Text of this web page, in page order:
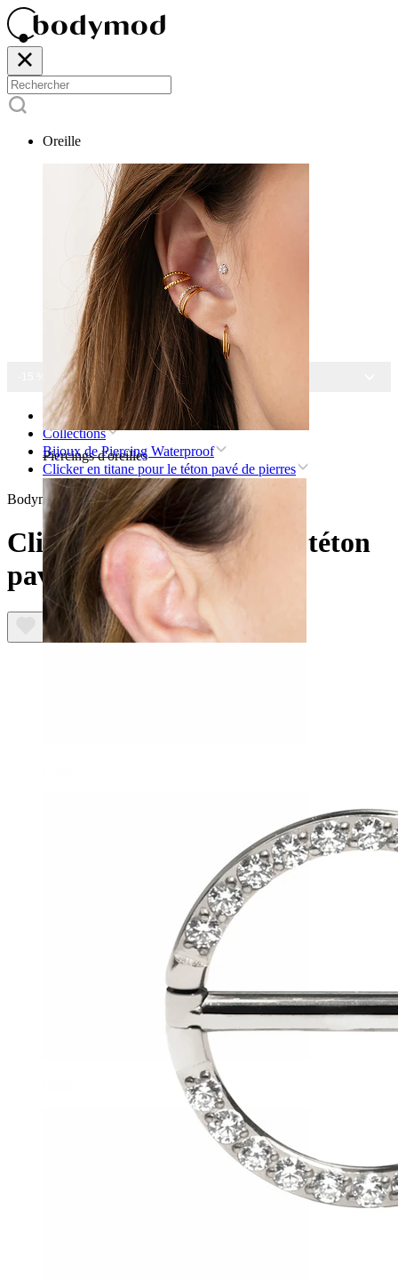
Oreille
Piercings d'oreilles
-15 % SUR TOUS NOS BIJOUX
Accueil
Collections
Bijoux de Piercing Waterproof
Clicker en titane pour le téton pavé de pierres
Bodymod Premium
Clicker en titane pour le téton
pavé de pierres